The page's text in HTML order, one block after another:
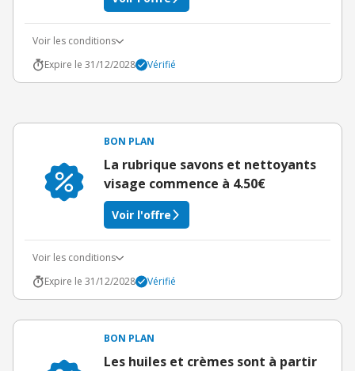
Voir les conditions
Expire le 31/12/2028
Vérifié
BON PLAN
La rubrique savons et nettoyants
visage commence à 4.50€
Voir l'offre
Voir les conditions
Expire le 31/12/2028
Vérifié
BON PLAN
Les huiles et crèmes sont à partir